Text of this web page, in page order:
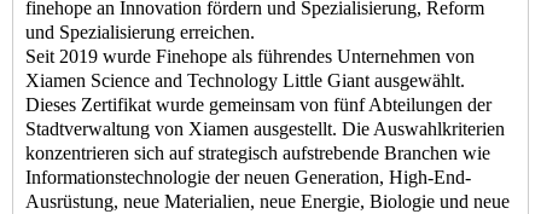
finehope an Innovation fördern und Spezialisierung, Reform
und Spezialisierung erreichen.
Seit 2019 wurde Finehope als führendes Unternehmen von
Xiamen Science and Technology Little Giant ausgewählt.
Dieses Zertifikat wurde gemeinsam von fünf Abteilungen der
Stadtverwaltung von Xiamen ausgestellt. Die Auswahlkriterien
konzentrieren sich auf strategisch aufstrebende Branchen wie
Informationstechnologie der neuen Generation, High-End-
Ausrüstung, neue Materialien, neue Energie, Biologie und neue